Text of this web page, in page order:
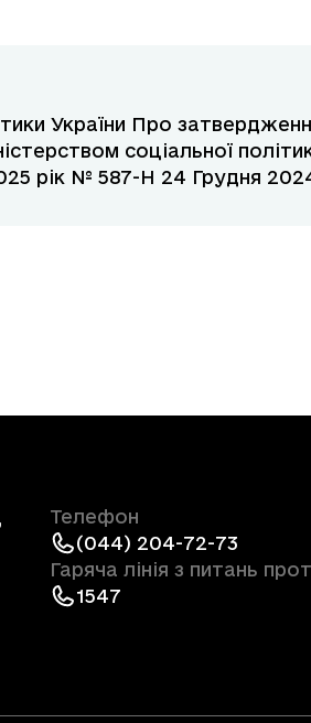
України Про
соціальної
консультацій з громадськістю на 2025 рік № 587-Н 24
Телефон
(044) 204-72-73
Гаряча лінія з питань
1547